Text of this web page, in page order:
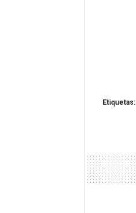
Etiquetas: